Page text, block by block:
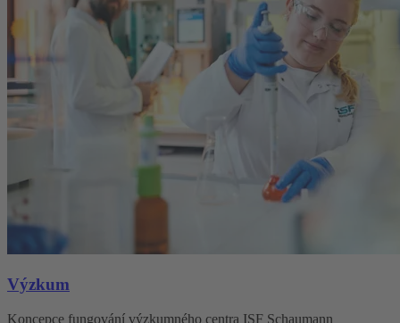
Výzkum
Koncepce fungování výzkumného centra ISF Schaumann